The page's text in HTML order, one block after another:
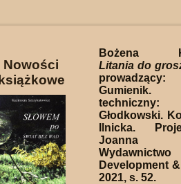
Nowości
książkowe
Bożena
Litania do
Gumienik.
Głodkowski.
Ilnicka.
Joanna
Development
2021, s. 52.